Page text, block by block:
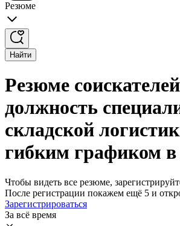
Резюме
Найти
Резюме
должность
складской
гибким графиком
Чтобы видеть все резюме,
После регистрации покажем ещё 5 и
Зарегистрироваться
За всё время